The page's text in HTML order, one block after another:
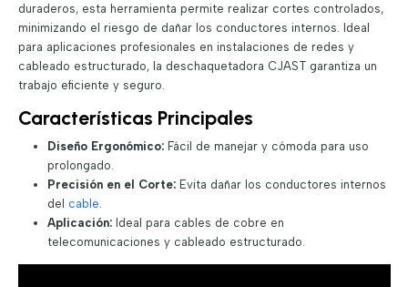
duraderos, esta herramienta permite realizar cortes controlados,
minimizando el riesgo de dañar los conductores internos. Ideal
para aplicaciones profesionales en instalaciones de redes y
cableado estructurado, la deschaquetadora CJAST garantiza un
trabajo eficiente y seguro.
Características Principales
Diseño Ergonómico:Fácil de manejar y cómoda para uso
prolongado.
Precisión en el Corte:Evita dañar los conductores internos
del cable
Aplicación:Ideal para cables de cobre en
telecomunicaciones y cableado estructurado.